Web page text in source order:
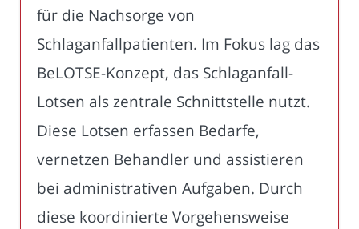
für die Nachsorge von
Schlaganfallpatienten. Im Fokus lag das
BeLOTSE-Konzept, das Schlaganfall-
Lotsen als zentrale Schnittstelle nutzt.
Diese Lotsen erfassen Bedarfe,
vernetzen Behandler und assistieren
bei administrativen Aufgaben. Durch
diese koordinierte Vorgehensweise